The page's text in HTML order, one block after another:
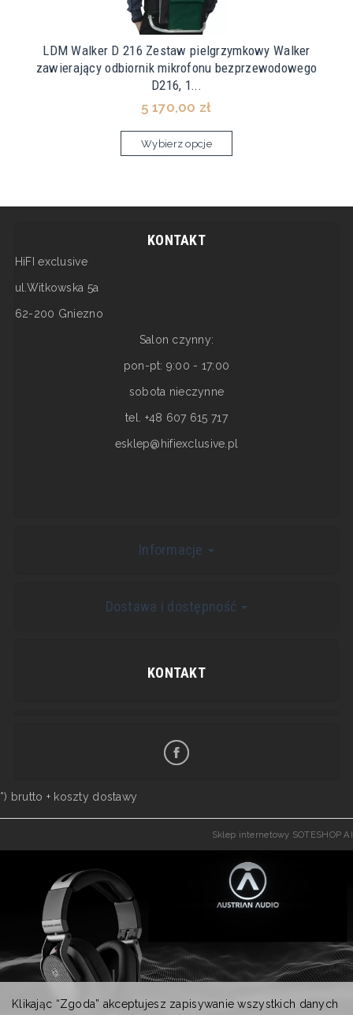
LDM Walker D 216 Zestaw pielgrzymkowy Walker
zawierający odbiornik mikrofonu bezprzewodowego
D216, 1...
5 170,00 zł
Wybierz opcje
KONTAKT
HiFI exclusive
ul.Witkowska 5a
62-200 Gniezno
Salon czynny:
pon-pt: 9:00 - 17:00
sobota nieczynne
tel. +48 607 615 717
esklep@hifiexclusive.pl
Informacje
Dostawa i dostępność
KONTAKT
*) brutto + koszty dostawy
Sklep internetowy SOTESHOP AI
Klikając “Zgoda” akceptujesz zapisywanie wszystkich danych